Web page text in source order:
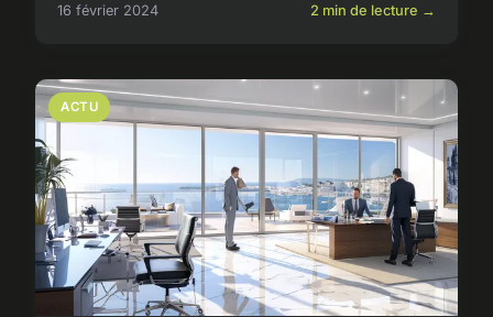
16 février 2024 2 min de lecture →
ACTU